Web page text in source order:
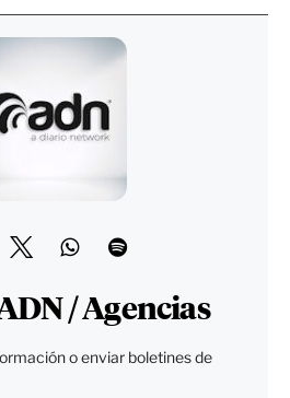
/ Agencias
o enviar boletines de